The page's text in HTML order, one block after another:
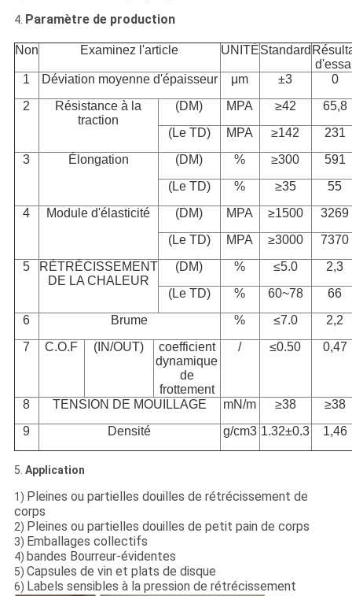
4. Paramètre de production
Non Examinez l'article UNITÉStandard
1
Déviation moyenne d'épaisseur μm ±3
0
2
Résistance à la
traction
(DM) MPA ≥42
65,8
(Le TD)
MPA ≥142
231
3
Élongation (DM) % ≥300
591
(Le TD)
% ≥35
55
4
Module d'élasticité (DM) MPA ≥1500
3269
(Le TD)
MPA ≥3000
7370
5
RÉTRÉCISSEMENT
DE LA CHALEUR
(DM) % ≤5.0
2,3
(Le TD)
% 60~78
66
6
Brume % ≤7.0
2,2
7
C.O.F (IN/OUT)
coefficient
dynamique
de
frottement
/ ≤0.50 0,47
8 TENSION DE MOUILLAGE mN/m ≥38
≥38
9
Densité g/cm3 1.32±0.3 1,46
5. Application
1) Pleines ou partielles douilles de rétrécissement de
corps
2) Pleines ou partielles douilles de petit pain de corps
3) Emballages collectifs
4) bandes Bourreur-évidentes
5) Capsules de vin et plats de disque
6) Labels sensibles à la pression de rétrécissement